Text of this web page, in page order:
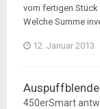
vom fertigen Stück
Welche Summe
12. Januar 2013
Auspuffblende
450erSmart